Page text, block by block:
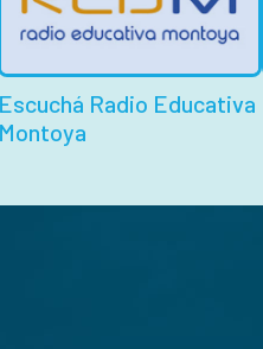
Escuchá Radio Educativa
Montoya